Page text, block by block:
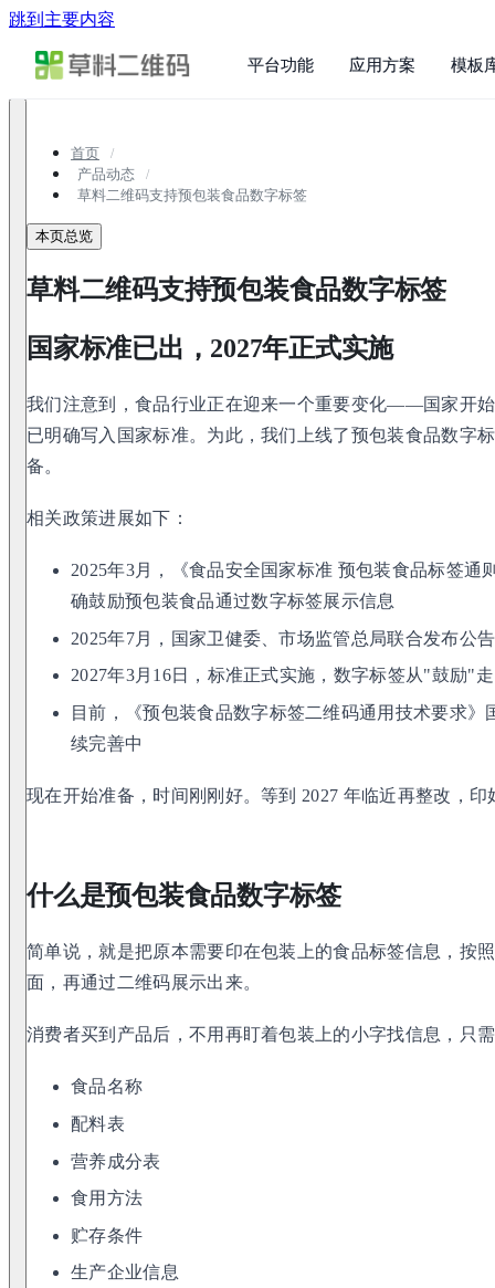
跳到主要内容
平台功能 应用方案 模板
首页
产品动态
草料二维码支持预包装食品数字标签
本页总览
草料二维码支持预包装食品数字标签
国家标准已出，2027年正式实施
我们注意到，食品行业正在迎来一个重要变化——国家开
已明确写入国家标准。为此，我们上线了预包装食品数字
备。
相关政策进展如下：
2025年3月，《食品安全国家标准 预包装食品标签通
确鼓励预包装食品通过数字标签展示信息
2025年7月，国家卫健委、市场监管总局联合发布公
2027年3月16日，标准正式实施，数字标签从"鼓励"
目前，《预包装食品数字标签二维码通用技术要求
续完善中
现在开始准备，时间刚刚好。等到 2027 年临近再整改，
什么是预包装食品数字标签
简单说，就是把原本需要印在包装上的食品标签信息，按
面，再通过二维码展示出来。
消费者买到产品后，不用再盯着包装上的小字找信息，只
食品名称
配料表
营养成分表
食用方法
贮存条件
生产企业信息